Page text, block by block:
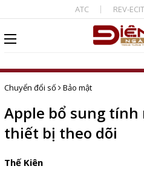
ATC REV-ECIT
Chuyển đổi số Bảo mật
Apple bổ sung tính
thiết bị theo dõi
Thế Kiên